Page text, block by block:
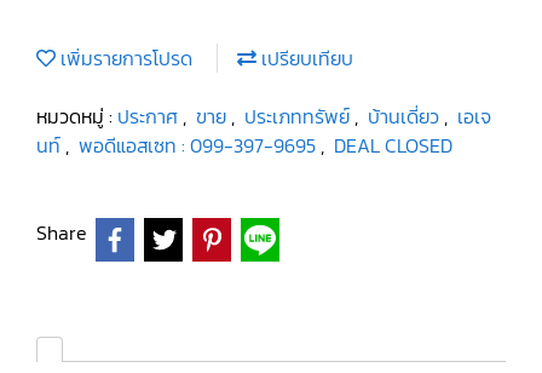
เพิ่มรายการโปรด
เปรียบเทียบ
หมวดหมู่ : ประกาศ , ขาย , ประเภททรัพย์ , บ้านเดี่ยว , เอเจ
นท์ , พอดีแอสเซท : 099-397-9695 , DEAL CLOSED
Share